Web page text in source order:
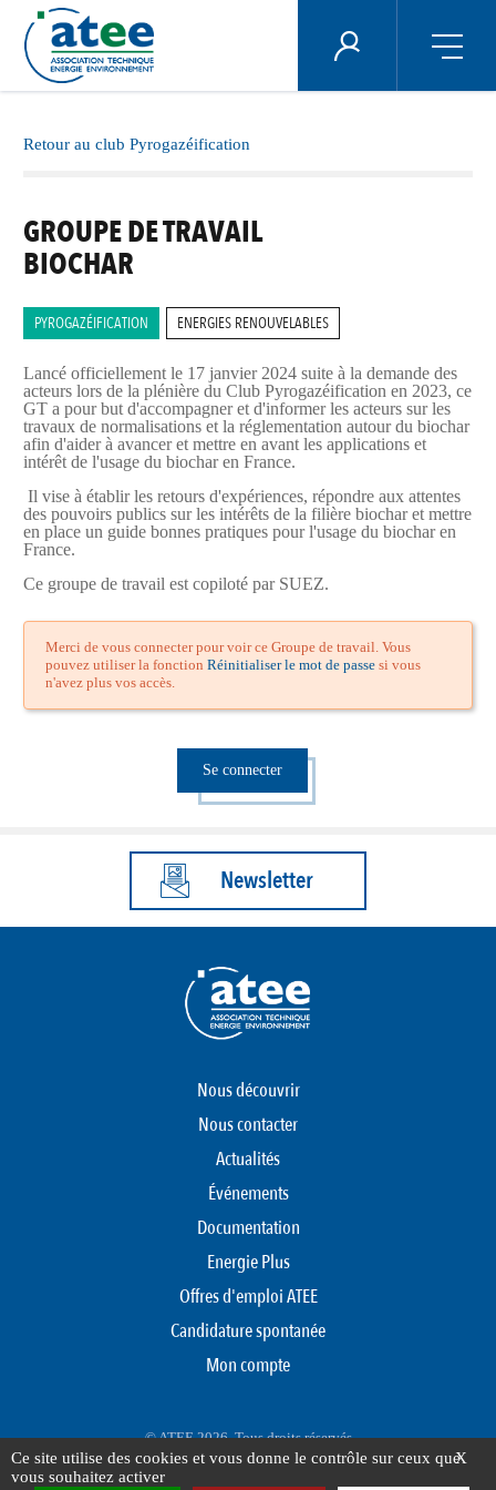
contenu
ÉNERGIE PLUS
Retour au club Pyrogazéification
GROUPE DE TRAVAIL
BIOCHAR
PYROGAZÉIFICATION ENERGIES RENOUVELABLES
Lancé officiellement le 17 janvier 2024 suite à la demande des
acteurs lors de la plénière du Club Pyrogazéification en 2023, ce
GT a pour but d'accompagner et d'informer les acteurs sur les
travaux de normalisations et la réglementation autour du biochar
afin d'aider à avancer et mettre en avant les applications et
intérêt de l'usage du biochar en France.
Il vise à établir les retours d'expériences, répondre aux attentes
des pouvoirs publics sur les intérêts de la filière biochar et mettre
en place un guide bonnes pratiques pour l'usage du biochar en
France.
Ce groupe de travail est copiloté par SUEZ.
Merci de vous connecter pour voir ce Groupe de travail. Vous
pouvez utiliser la fonctionRéinitialiser le mot de passe si vous
n'avez plus vos accès.
Se connecter
Newsletter
Nous découvrir
Nous contacter
Actualités
Événements
Documentation
Energie Plus
Offres d'emploi ATEE
Candidature spontanée
Mon compte
© ATEE 2026. Tous droits réservés
Protection des données personnelles
Plan du site
Panneau de gestion des cookies
X
Ce site utilise des cookies et vous donne le contrôle sur ceux que
vous souhaitez activer